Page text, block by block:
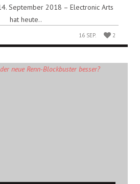
September 2018 – Electronic Arts
hat heute..
16 SEP. 2